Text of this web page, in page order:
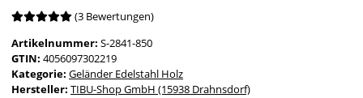
(3 Bewertungen)
Artikelnummer: S-2841-850
GTIN: 4056097302219
Kategorie: Geländer Edelstahl Holz
Hersteller: TIBU-Shop GmbH (15938 Drahnsdorf)